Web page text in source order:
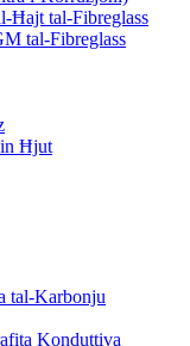
Ħajt tal-Fibreglass
tal-Fibreglass
Ħjut
tal-Karbonju
Konduttiva